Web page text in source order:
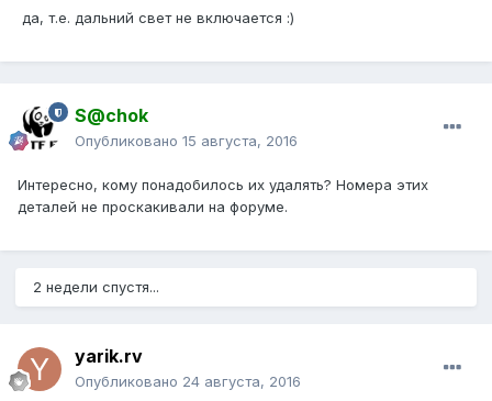
да, т.е. дальний свет не включается :)
S@chok
Опубликовано 15 августа, 2016
Интересно, кому понадобилось их удалять? Номера этих
деталей не проскакивали на форуме.
2 недели спустя...
yarik.rv
Опубликовано 24 августа, 2016